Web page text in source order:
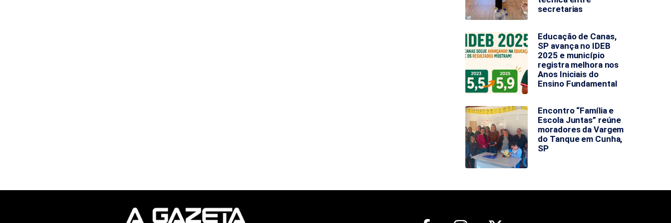
secretarias
Educação de Canas,
SP avança no IDEB
2025 e município
registra melhora nos
Anos Iniciais do
Ensino Fundamental
Encontro “Família e
Escola Juntas” reúne
moradores da Vargem
do Tanque em Cunha,
SP